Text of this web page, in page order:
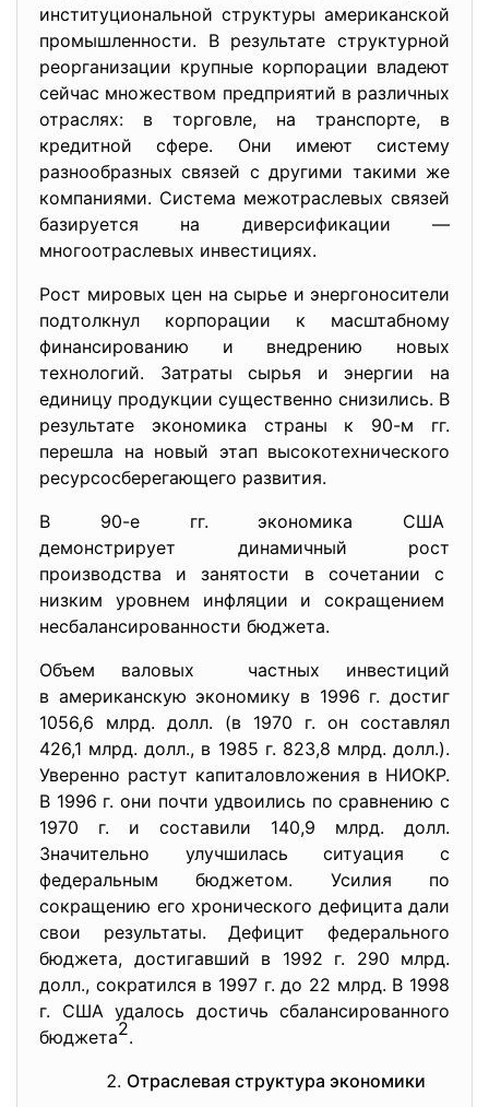
институциональной структуры американской
промышленности. В результате структурной
реорганизации крупные корпорации владеют
сейчас множеством предприятий в различных
отраслях: в торговле, на транспорте, в
кредитной сфере. Они имеют систему
разнообразных связей с другими такими же
компаниями. Система межотраслевых связей
базируется на диверсификации —
многоотраслевых инвестициях.
Рост мировых цен на сырье и энергоносители
подтолкнул корпорации к масштабному
финансированию и внедрению новых
технологий. Затраты сырья и энергии на
единицу продукции существенно снизились. В
результате экономика страны к 90-м гг.
перешла на новый этап высокотехнического
ресурсосберегающего развития.
В 90-е гг. экономика США
демонстрирует динамичный рост
производства и занятости в сочетании с
низким уровнем инфляции и сокращением
несбалансированности бюджета.
Объем валовых частных инвестиций
в американскую экономику в 1996 г. достиг
1056,6 млрд. долл. (в 1970 г. он составлял
426,1 млрд. долл., в 1985 г. 823,8 млрд. долл.).
Уверенно растут капиталовложения в НИОКР.
В 1996 г. они почти удвоились по сравнению с
1970 г. и составили 140,9 млрд. долл.
Значительно улучшилась ситуация с
федеральным бюджетом. Усилия по
сокращению его хронического дефицита дали
свои результаты. Дефицит федерального
бюджета, достигавший в 1992 г. 290 млрд.
долл., сократился в 1997 г. до 22 млрд. В 1998
г. США удалось достичь сбалансированного
бюджета2.
Отраслевая структура экономики